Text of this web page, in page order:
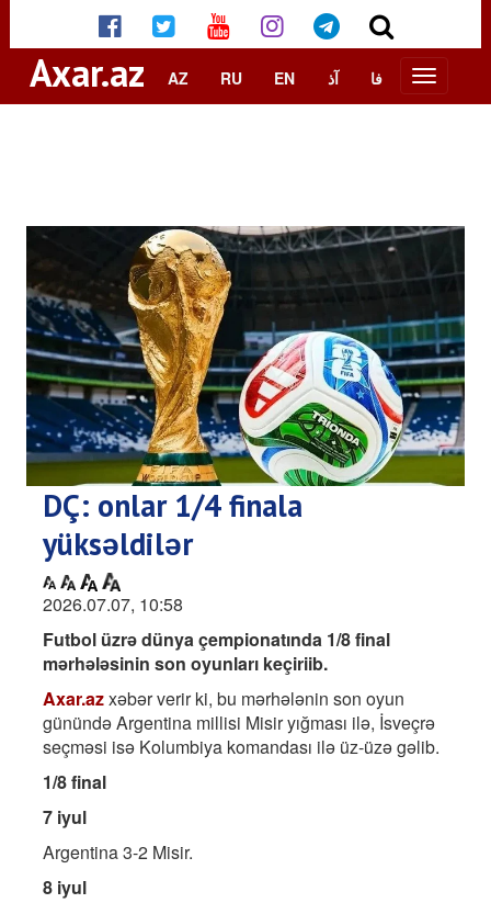
Axar.az AZ RU EN آذ فا
DÇ: onlar 1/4 finala
yüksəldilər
2026.07.07, 10:58
Futbol üzrə dünya çempionatında 1/8 final
mərhələsinin son oyunları keçiriib.
Axar.azxəbər verir ki, bu mərhələnin son oyun
günündə Argentina millisi Misir yığması ilə, İsveçrə
seçməsi isə Kolumbiya komandası ilə üz-üzə gəlib.
1/8 final
7 iyul
Argentina 3-2 Misir.
8 iyul